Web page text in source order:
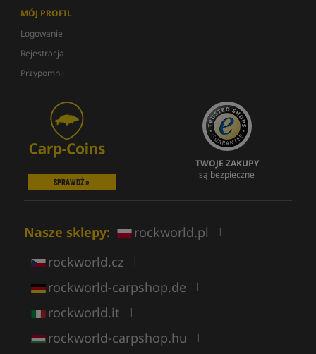
MÓJ PROFIL
Logowanie
Rejestracja
Przypomnij
SPRAWDŹ »
TWOJE ZAKUPY
są bezpieczne
Nasze sklepy: rockworld.pl |
rockworld.cz |
rockworld-carpshop.de |
rockworld.it |
rockworld-carpshop.hu |